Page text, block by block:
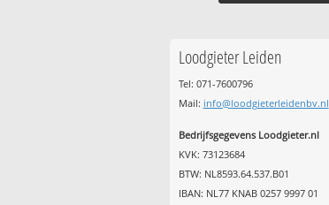
Loodgieter Leiden
Tel: 071-7600796
Mail: info@loodgieterleidenbv.nl
Bedrijfsgegevens Loodgieter.nl
KVK: 73123684
BTW: NL8593.64.537.B01
IBAN: NL77 KNAB 0257 9997 01